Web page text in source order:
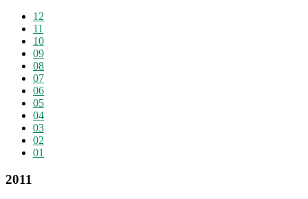
12
11
10
09
08
07
06
05
04
03
02
01
2011